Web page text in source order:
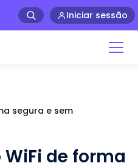
Iniciar sessão
segura e sem
de forma